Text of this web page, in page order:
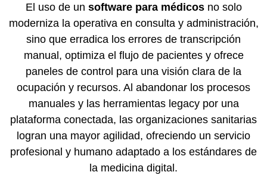
El uso de un software para médicosno solo
moderniza la operativa en consulta y administración,
sino que erradica los errores de transcripción
manual, optimiza el flujo de pacientes y ofrece
paneles de control para una visión clara de la
ocupación y recursos. Al abandonar los procesos
manuales y las herramientas legacy por una
plataforma conectada, las organizaciones sanitarias
logran una mayor agilidad, ofreciendo un servicio
profesional y humano adaptado a los estándares de
la medicina digital.